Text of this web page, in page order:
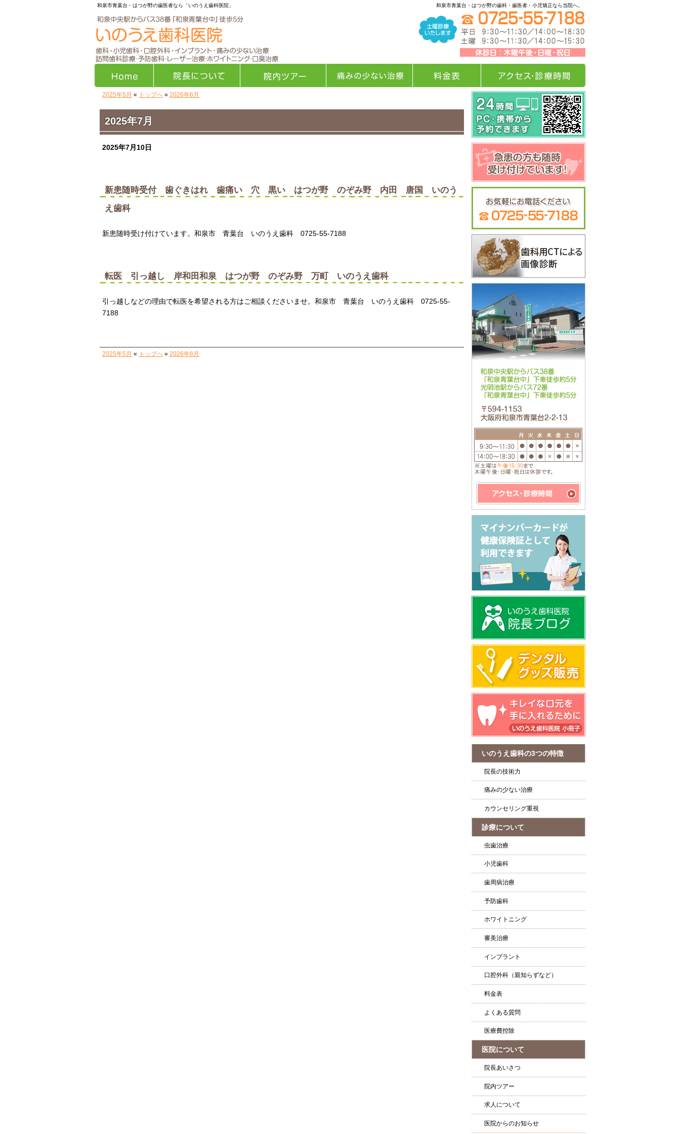
2025年7月
和泉市青葉台・はつが野の歯科・歯医者・小児矯正なら当院へ。
和泉市青葉台・はつが野の歯医者なら「いのうえ歯科医院」
2025年5月 « トップへ » 2026年6月
2025年7月10日
新患随時受付 歯ぐきはれ 歯痛い 穴 黒い はつが野 のぞみ野 内田 唐国 いのう
え歯科
新患随時受け付けています。和泉市 青葉台 いのうえ歯科 0725-55-7188
転医 引っ越し 岸和田和泉 はつが野 のぞみ野 万町 いのうえ歯科
引っ越しなどの理由で転医を希望される方はご相談くださいませ。和泉市 青葉台 いのうえ歯科 0725-55-
7188
2025年5月 « トップへ » 2026年6月
いのうえ歯科の3つの特徴
院長の技術力
痛みの少ない治療
カウンセリング重視
診療について
虫歯治療
小児歯科
歯周病治療
予防歯科
ホワイトニング
審美治療
インプラント
口腔外科（親知らずなど）
料金表
よくある質問
医療費控除
医院について
院長あいさつ
院内ツアー
求人について
医院からのお知らせ
アクセス・診療時間